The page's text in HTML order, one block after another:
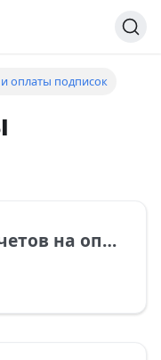
оплаты подписок
на оплату